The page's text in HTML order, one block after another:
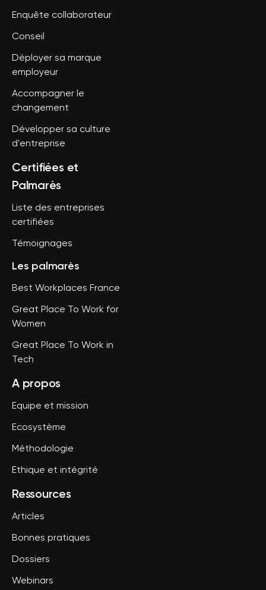
Enquête collaborateur
Conseil
Déployer sa marque
employeur
Accompagner le
changement
Développer sa culture
d'entreprise
Certifiées et
Palmarès
Liste des entreprises
certifiées
Témoignages
Les palmarès
Best Workplaces France
Great Place To Work for
Women
Great Place To Work in
Tech
A propos
Equipe et mission
Ecosystème
Méthodologie
Ethique et intégrité
Ressources
Articles
Bonnes pratiques
Dossiers
Webinars